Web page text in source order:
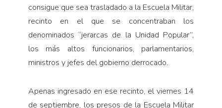
consigue que sea trasladado a la Escuela Militar,
recinto en el que se concentraban los
denominados “jerarcas de la Unidad Popular”,
los más altos funcionarios, parlamentarios,
ministros y jefes del gobierno derrocado.
Apenas ingresado en ese recinto, el viernes 14
de septiembre, los presos de la Escuela Militar